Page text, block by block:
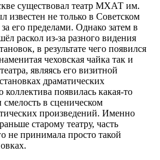
существовал театр МХАТ им.
известен не только в Советском
его пределами. Однако затем в
раскол из-за разного видения
в результате чего появился
чеховская чайка так и
являясь его визитной
драматических
коллектива появилась какая-то
смелость в сценическом
произведений. Именно
старому театру, часть
не принимала просто такой